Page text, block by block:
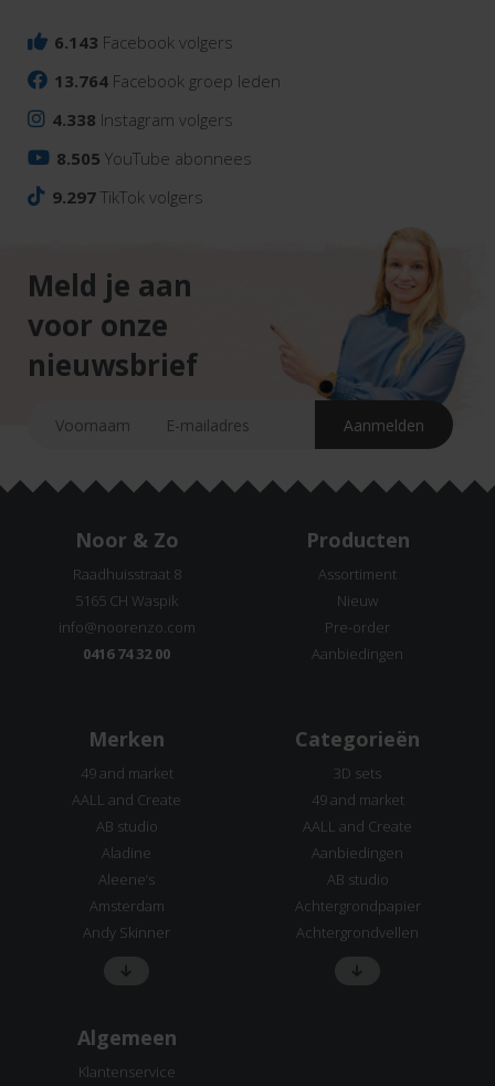
6.143 Facebook volgers
13.764 Facebook groep leden
4.338 Instagram volgers
8.505 YouTube abonnees
9.297 TikTok volgers
Meld je aan
voor onze
nieuwsbrief
Noor & Zo
Raadhuisstraat 8
5165 CH Waspik
info@noorenzo.com
0416 74 32 00
Producten
Assortiment
Nieuw
Pre-order
Aanbiedingen
Merken
49 and market
AALL and Create
AB studio
Aladine
Aleene’s
Amsterdam
Andy Skinner
Categorieën
3D sets
49 and market
AALL and Create
Aanbiedingen
AB studio
Achtergrondpapier
Achtergrondvellen
Algemeen
Klantenservice